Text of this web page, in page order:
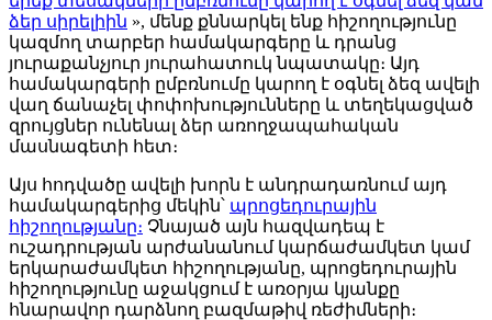
ձեր սիրելիին », մենք քննարկել ենք հիշողությունը
կազմող տարբեր համակարգերը և դրանց
յուրաքանչյուր յուրահատուկ նպատակը։ Այդ
համակարգերի ըմբռնումը կարող է օգնել ձեզ ավելի
վաղ ճանաչել փոփոխությունները և տեղեկացված
զրույցներ ունենալ ձեր առողջապահական
մասնագետի հետ։
Այս հոդվածը ավելի խորն է անդրադառնում այդ
համակարգերից մեկին՝ պրոցեդուրային
հիշողությանը։ Չնայած այն հազվադեպ է
ուշադրության արժանանում կարճաժամկետ կամ
երկարաժամկետ հիշողությանը, պրոցեդուրային
հիշողությունը աջակցում է առօրյա կյանքը
հնարավոր դարձնող բազմաթիվ ռեժիմների։